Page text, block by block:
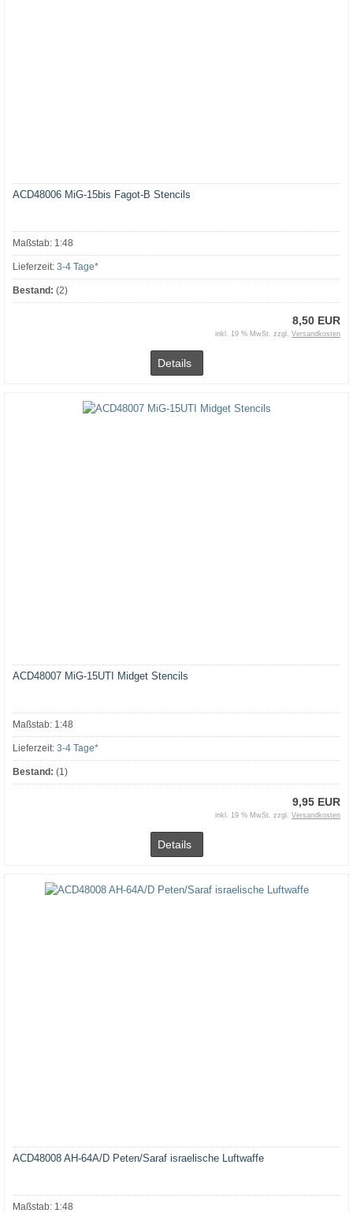
ACD48006 MiG-15bis Fagot-B Stencils
Maßstab: 1:48
Lieferzeit: 3-4 Tage*
Bestand: (2)
8,50 EUR
inkl. 19 % MwSt. zzgl. Versandkosten
Details
ACD48007 MiG-15UTI Midget Stencils
Maßstab: 1:48
Lieferzeit: 3-4 Tage*
Bestand: (1)
9,95 EUR
inkl. 19 % MwSt. zzgl. Versandkosten
Details
ACD48008 AH-64A/D Peten/Saraf israelische Luftwaffe
Maßstab: 1:48